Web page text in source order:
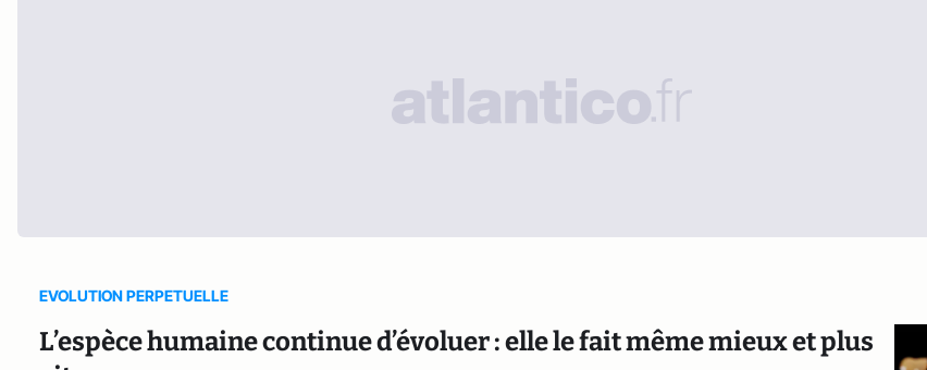
EVOLUTION PERPETUELLE
L’espèce humaine continue d’évoluer : elle le fait même mieux et plus